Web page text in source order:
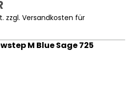
zzgl. Versandkosten für
M Blue Sage 725